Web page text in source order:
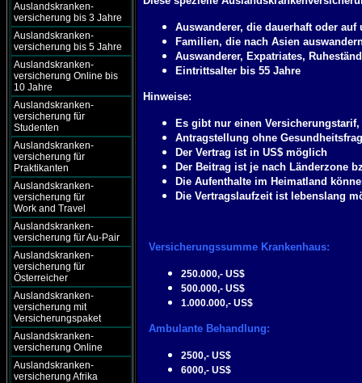
Auslandskranken-
versicherung bis 3 Jahre
Auslandskranken-
versicherung bis 5 Jahre
Auslandskranken-
versicherung Online bis
10 Jahre
Auslandskranken-
versicherung für
Studenten
Auslandskranken-
versicherung für
Praktikanten
Auslandskranken-
versicherung für
Work and Travel
Auslandskranken-
versicherung für Au-Pair
Auslandskranken-
versicherung für
Österreicher
Auslandskranken-
versicherung mit
Versicherungspaket
Auslandskranken-
versicherung Online
Auslandskranken-
versicherung Afrika
Auswanderer, die dauerhaft oder
Familien, die nach Asien
Auswanderer, Expatriates,
Eintrittsalter bis 55 Jahre
Hinweise:
Es gibt nur einen
Antragstellung ohne
Der Vertrag ist in US$ möglich
Der Beitrag ist je nach Länderzone
Die Aufenthalte im Heimatland
Die Vertragslaufzeit ist lebenslang
Versicherungssumme Krankenhaus:
250.000,- US$
500.000,- US$
1.000.000,- US$
Ambulante Behandlung:
2500,- US$
6000,- US$